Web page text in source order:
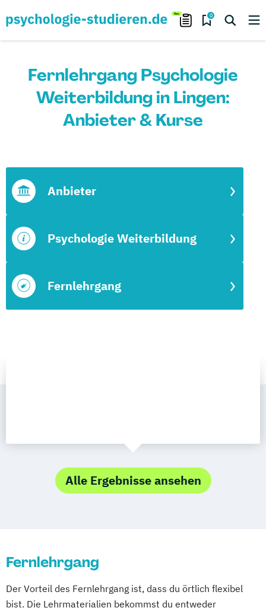
0
Fernlehrgang Psychologie
Weiterbildung in Lingen:
Anbieter & Kurse
Fernlehrgang
Psychologie Weiterbildung
Anbieter
Alle Ergebnisse ansehen
Fernlehrgang
Der Vorteil des Fernlehrgang ist, dass du örtlich flexibel
bist. Die Lehrmaterialien bekommst du entweder